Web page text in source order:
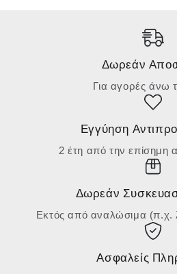
Δωρεάν
Για αγορές άνω
Εγγύηση
2 έτη από την επίσημη
Δωρεάν
Εκτός από αναλώσιμα (π.χ.
Ασφαλείς